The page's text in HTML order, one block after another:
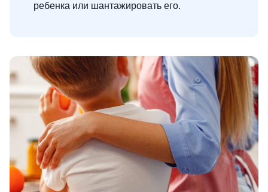
ребенка или шантажировать его.